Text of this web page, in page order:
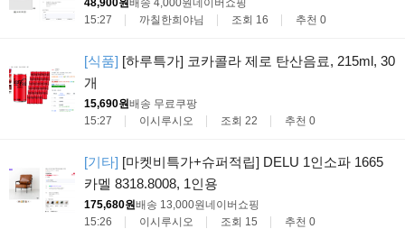
48,900원배송 4,000원네이버쇼핑
15:27
까칠한희야님 조회 16 추천 0
[식품] [하루특가] 코카콜라 제로 탄산음료, 215ml, 30
개
15,690원배송 무료쿠팡
15:27
이시루시오 조회 22 추천 0
[기타] [마켓비특가+슈퍼적립] DELU 1인소파 1665
카멜 8318.8008, 1인용
175,680원배송 13,000원네이버쇼핑
15:26
이시루시오 조회 15 추천 0